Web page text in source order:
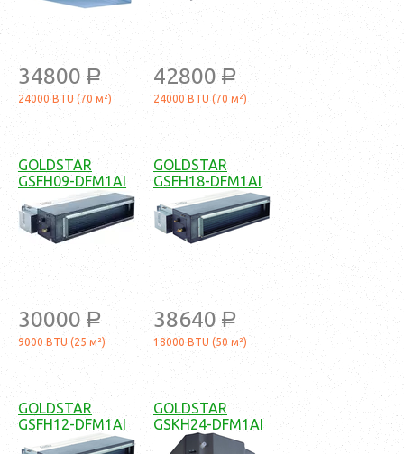
34800 a
24000 BTU (70 м²)
42800 a
24000 BTU (70 м²)
GOLDSTAR
GSFH09-DFM1AI
30000 a
9000 BTU (25 м²)
GOLDSTAR
GSFH18-DFM1AI
38640 a
18000 BTU (50 м²)
GOLDSTAR
GSFH12-DFM1AI
GOLDSTAR
GSKH24-DFM1AI